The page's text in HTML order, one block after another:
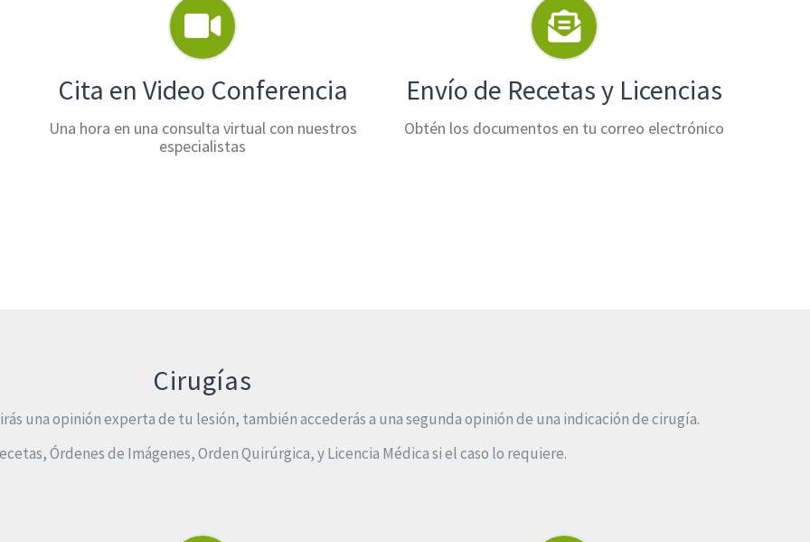
Cita en Video Conferencia
Una hora en una consulta virtual con nuestros
especialistas
Envío de Recetas y Licencias
Obtén los documentos en tu correo electrónico
Cirugías
una opinión experta de tu lesión, también accederás a una segunda opinión de una indicación de cirugía.
Órdenes de Imágenes, Orden Quirúrgica, y Licencia Médica si el caso lo requiere.